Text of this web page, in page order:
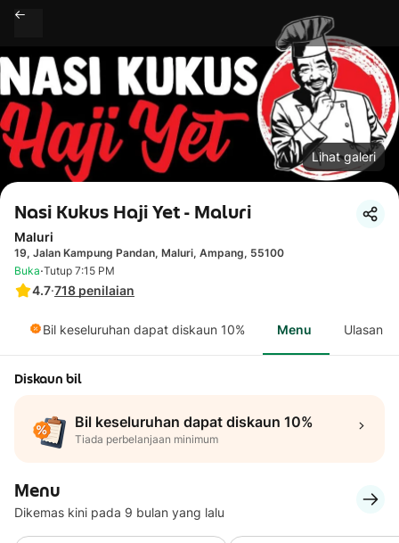
Lihat galeri
Nasi Kukus Haji Yet - Maluri
Maluri
19, Jalan Kampung Pandan, Maluri, Ampang, 55100
4.7·718 penilaian
Buka·Tutup 7:15 PM
Bil keseluruhan dapat diskaun 10% Menu Ulasan
Diskaun bil
Bil keseluruhan dapat diskaun 10%
Tiada perbelanjaan minimum
Menu
Dikemas kini pada 9 bulan yang lalu